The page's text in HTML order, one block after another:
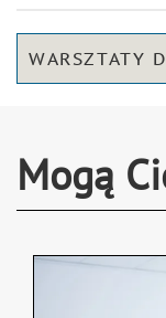
WARSZTATY
Mogą